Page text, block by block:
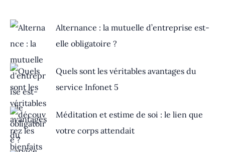
Alternance : la mutuelle d’entreprise est-
elle obligatoire ?
Quels sont les véritables avantages du
service Infonet 5
Méditation et estime de soi : le lien que
votre corps attendait